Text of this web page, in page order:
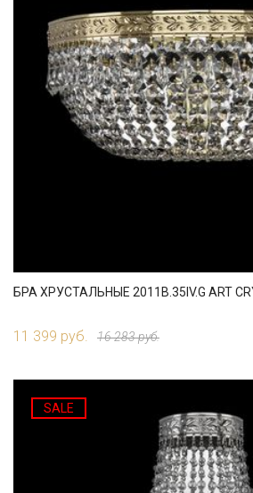
БРА ХРУСТАЛЬНЫЕ 2011B.35IV.G ART
11 399 руб. 16 283 руб.
SALE